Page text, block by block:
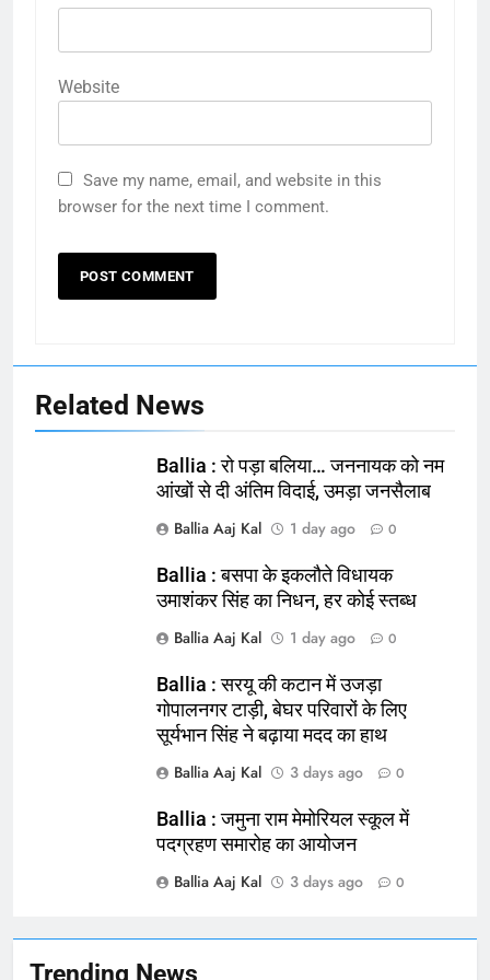
Trending News
Ballia : न्याय की मांग: सड़क पर उतरे
चिकित्सक, किया प्रदर्शन
NATIONAL बलिया
Ballia : बलिया बलिदान दिवस के मौके पर
NATIONAL बलिया
Website
Save my name, email, and website in this
browser for the next time I comment.
Related News
Ballia : रो पड़ा बलिया… जननायक को नम
आंखों से दी अंतिम विदाई, उमड़ा जनसैलाब
Ballia Aaj Kal
1 day ago 0
Ballia : बसपा के इकलौते विधायक
उमाशंकर सिंह का निधन, हर कोई स्तब्ध
Ballia Aaj Kal
1 day ago 0
Ballia : सरयू की कटान में उजड़ा
गोपालनगर टाड़ी, बेघर परिवारों के लिए
सूर्यभान सिंह ने बढ़ाया मदद का हाथ
Ballia Aaj Kal
3 days ago 0
Ballia : जमुना राम मेमोरियल स्कूल में
पदग्रहण समारोह का आयोजन
Ballia Aaj Kal
3 days ago 0